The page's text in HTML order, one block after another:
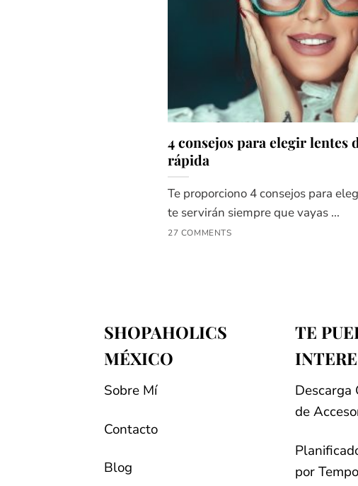
4 consejos para elegir lentes
rápida
Te proporciono 4 consejos para
te servirán siempre que vayas ...
27 COMMENTS
SHOPAHOLICS
MÉXICO
Sobre Mí
Contacto
Blog
TE
Descarga
de
por